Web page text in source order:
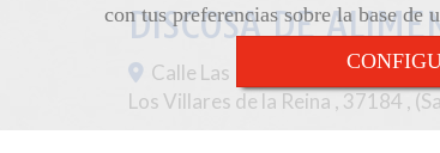
con tus preferencias sobre la base
DISCOSA DE
Calle Las Palomas, 43-47,
Los Villares de la Reina , 37184 ,